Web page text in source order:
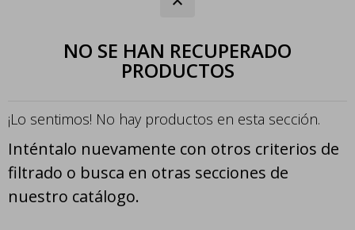
NO SE HAN RECUPERADO
PRODUCTOS
¡Lo sentimos! No hay productos en esta sección.
Inténtalo nuevamente con otros criterios de
filtrado o busca en otras secciones de
nuestro catálogo.